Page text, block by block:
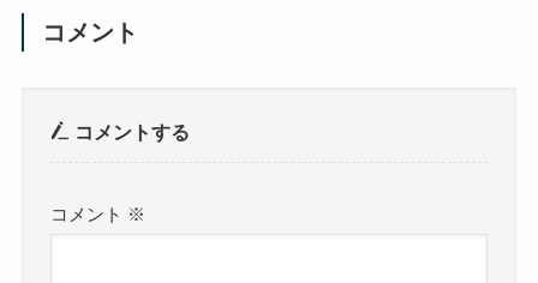
コメント
コメントする
コメント ※